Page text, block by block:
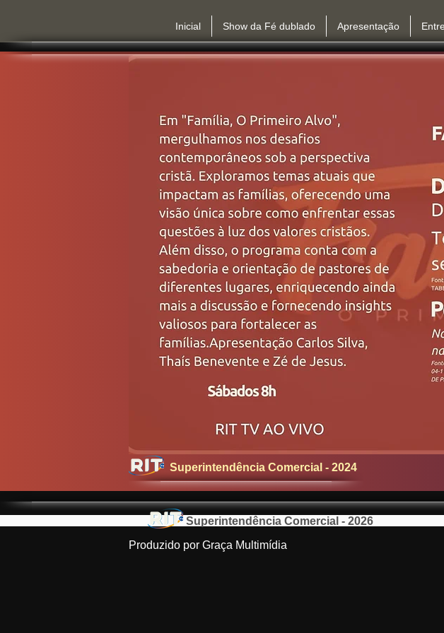
Inicial Show da Fé dublado Apresentação
Superintendência Comercial - 2024
Superintendência Comercial - 2026
Produzido por Graça Multimídia